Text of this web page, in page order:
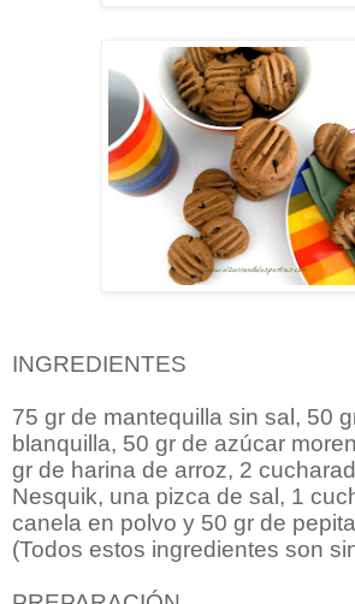
INGREDIENTES
75 gr de mantequilla sin sal, 50
blanquilla, 50 gr de azúcar
gr de harina de arroz, 2
Nesquik, una pizca de sal, 1
canela en polvo y 50 gr de
(Todos estos ingredientes son